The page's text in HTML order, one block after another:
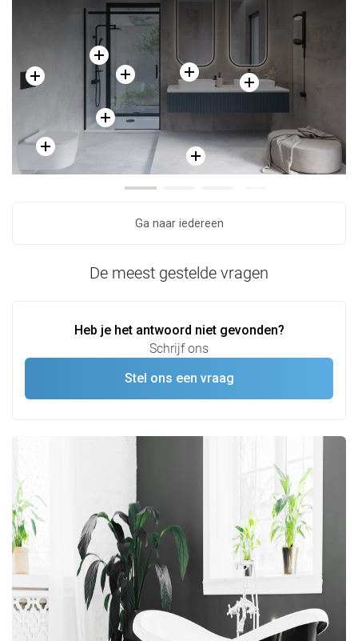
Ga naar iedereen
De meest gestelde vragen
Heb je het antwoord niet gevonden?
Schrijf ons
Stel ons een vraag